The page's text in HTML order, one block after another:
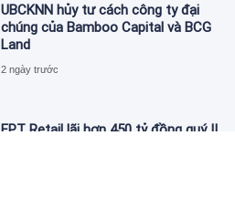
UBCKNN hủy tư cách công ty đại
chúng của Bamboo Capital và BCG
Land
2 ngày trước
FPT Retail lãi hơn 450 tỷ đồng quý II,